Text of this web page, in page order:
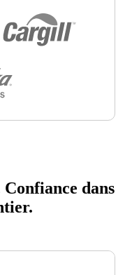
dans